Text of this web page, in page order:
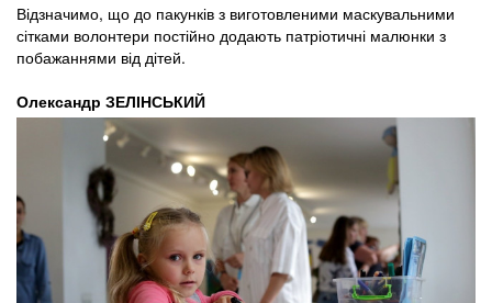
Відзначимо, що до пакунків з виготовленими маскувальними
сітками волонтери постійно додають патріотичні малюнки з
побажаннями від дітей.
Олександр ЗЕЛІНСЬКИЙ